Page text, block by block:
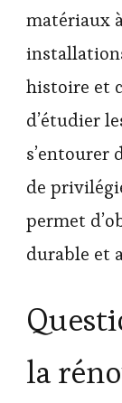
matériaux
histoire et
d’étudier
s’entourer
de
permet
durable et
la